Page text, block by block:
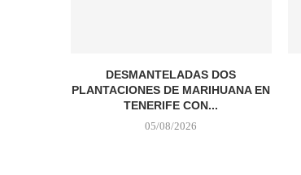
DESMANTELADAS DOS
PLANTACIONES DE MARIHUANA EN
TENERIFE CON...
05/08/2026